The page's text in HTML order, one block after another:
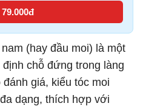
(hay đầu moi) là một
chỗ đứng trong làng
giá, kiểu tóc moi
dạng, thích hợp với